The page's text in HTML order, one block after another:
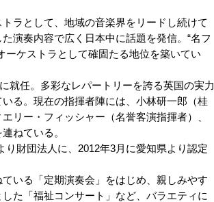
ラとして、地域の音楽界をリードし続けて
演奏内容で広く日本中に話題を発信。“名フ
ーケストラとして確固たる地位を築いてい
就任。多彩なレパートリーを誇る英国の実力
る。現在の指揮者陣には、小林研一郎（桂
リー・フィッシャー（名誉客演指揮者）、
ねている。
財団法人に、2012年3月に愛知県より認定
いる「定期演奏会」をはじめ、親しみやす
た「福祉コンサート」など、バラエティに